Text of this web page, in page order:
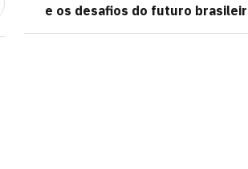
e os desafios do futuro